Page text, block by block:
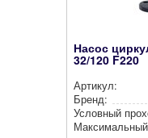
Насос
32/120 F220
Артикул:
Бренд:
Условный